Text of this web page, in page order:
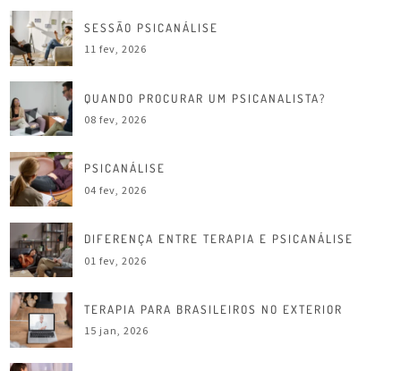
SESSÃO PSICANÁLISE
11 fev, 2026
QUANDO PROCURAR UM PSICANALISTA?
08 fev, 2026
PSICANÁLISE
04 fev, 2026
DIFERENÇA ENTRE TERAPIA E PSICANÁLISE
01 fev, 2026
TERAPIA PARA BRASILEIROS NO EXTERIOR
15 jan, 2026